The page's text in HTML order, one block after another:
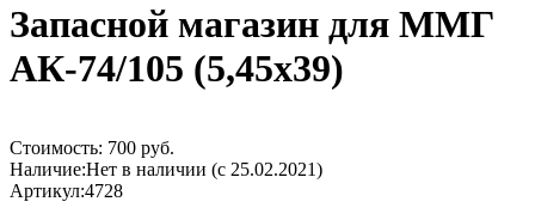
Запасной магазин для ММГ
АК-74/105 (5,45х39)
Стоимость: 700 руб.
Наличие:Нет в наличии (с 25.02.2021)
Артикул:4728